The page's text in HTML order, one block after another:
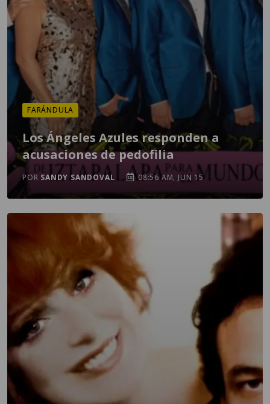
FARÁNDULA
Los Ángeles Azules responden a
acusaciones de pedofilia
POR SANDY SANDOVAL 08:56 AM, JUN 15